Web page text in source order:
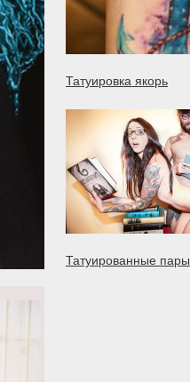
Татуировка якорь
Татуированные пары